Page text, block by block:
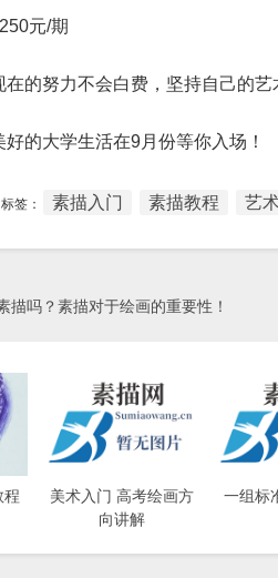
元/期
的努力不会白费，坚持自己的艺
的大学生活在9月份等你入场！
标签： 素描入门 素描教程 艺
描吗？素描对于绘画的重要性！
程
美术入门 高考绘画方
向讲解
一组标